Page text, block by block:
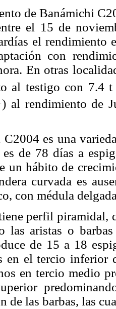
de Banámichi
el 15 de
el rendimiento
con
En otras
al testigo con 7.4 t
) al rendimiento de
es una
de 78 días a
un hábito de
curvada es
con médula
perfil piramidal,
las aristas o
de 15 a 18
en el tercio inferior
en tercio medio
de las barbas, las